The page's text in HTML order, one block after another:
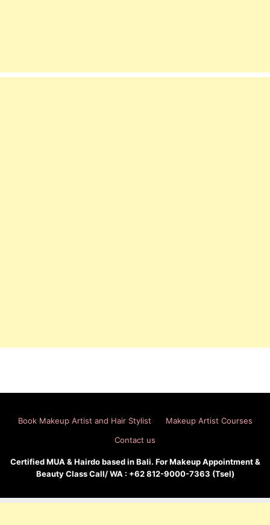
Book Makeup Artist and Hair Stylist
Makeup Artist Courses
Contact us
Certified MUA & Hairdo based in Bali. For Makeup Appointment &
Beauty Class Call/ WA : +62 812-9000-7363 (Tsel)